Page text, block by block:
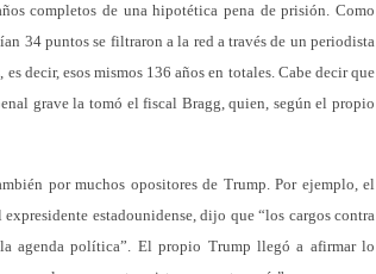
completos de una hipotética pena de prisión. Como
34 puntos se filtraron a la red a través de un periodista
decir, esos mismos 136 años en totales. Cabe decir que
grave la tomó el fiscal Bragg, quien, según el propio
por muchos opositores de Trump. Por ejemplo, el
estadounidense, dijo que “los cargos contra
agenda política”. El propio Trump llegó a afirmar lo